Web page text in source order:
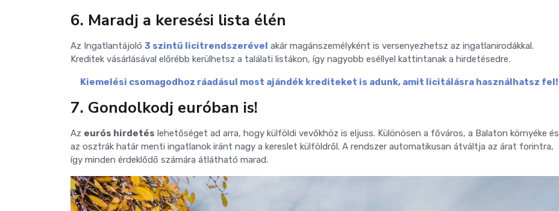
6. Maradj a keresési lista élén
Az Ingatlantájoló 3 szintű licitrendszerével akár magánszemélyként is versenyezhetsz az ingatlanirodákkal.
Kreditek vásárlásával előrébb kerülhetsz a találati listákon, így nagyobb eséllyel kattintanak a hirdetésedre.
Kiemelési csomagodhoz ráadásul most ajándék krediteket is adunk, amit licitálásra használhatsz fel!
7. Gondolkodj euróban is!
Az eurós hirdetés lehetőséget ad arra, hogy külföldi vevőkhöz is eljuss. Különösen a főváros, a Balaton környéke és
az osztrák határ menti ingatlanok iránt nagy a kereslet külföldről. A rendszer automatikusan átváltja az árat forintra,
így minden érdeklődő számára átlátható marad.